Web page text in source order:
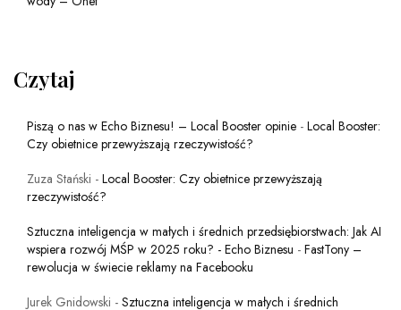
Czytaj
Piszą o nas w Echo Biznesu! – Local Booster opinie - Local Booster:
Czy obietnice przewyższają rzeczywistość?
Zuza Stański - Local Booster: Czy obietnice przewyższają
rzeczywistość?
Sztuczna inteligencja w małych i średnich przedsiębiorstwach: Jak AI
wspiera rozwój MŚP w 2025 roku? - Echo Biznesu - FastTony –
rewolucja w świecie reklamy na Facebooku
Jurek Gnidowski - Sztuczna inteligencja w małych i średnich